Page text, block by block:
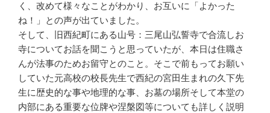
く、改めて様々なことがわかり、お互いに「よかった
ね！」との声が出ていました。
そして、旧西紀町にある山号：三尾山弘誓寺で合流しお
寺についてお話を聞こうと思っていたが、本日は住職さ
んが法事のためお留守とのこと。そこで前もってお願い
していた元高校の校長先生で西紀の宮田生まれの久下先
生に歴史的な事や地理的な事、お墓の場所そして本堂の
内部にある重要な位牌や涅槃図等についても詳しく説明